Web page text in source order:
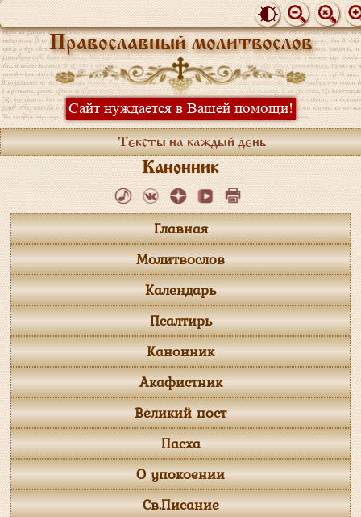
Православный молитвослов
Сайт нуждается в Вашей помощи!
Тексты на каждый день
Канонник
Главная
Молитвослов
Календарь
Псалтирь
Канонник
Акафистник
Великий пост
Пасха
О упокоении
Св.Писание